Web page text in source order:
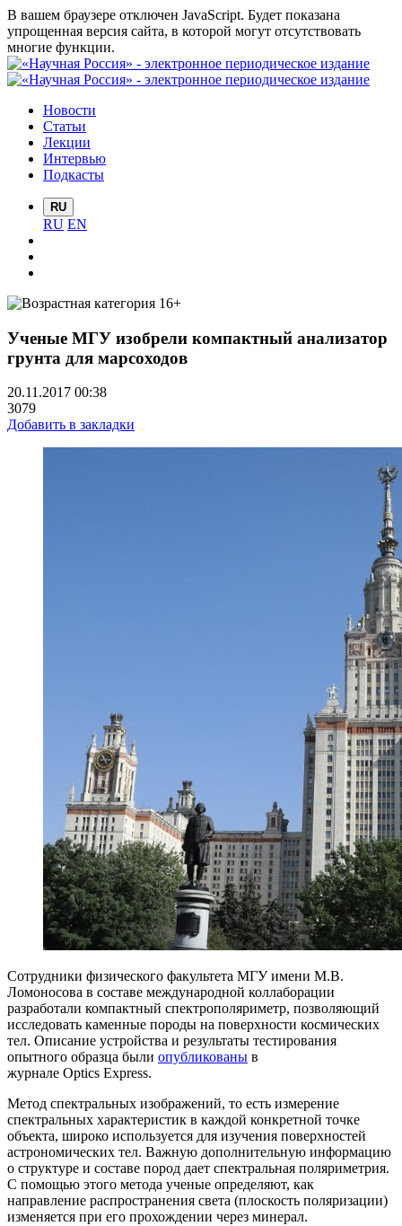
В вашем браузере отключен JavaScript. Будет показана
упрощенная версия сайта, в которой могут отсутствовать
многие функции.
Новости
Статьи
Лекции
Интервью
Подкасты
RU
RU EN
Ученые МГУ изобрели компактный анализатор
грунта для марсоходов
20.11.2017 00:38
3079
Добавить в закладки
Сотрудники физического факультета МГУ имени М.В.
Ломоносова в составе международной коллаборации
разработали компактный спектрополяриметр, позволяющий
исследовать каменные породы на поверхности космических
тел. Описание устройства и результаты тестирования
опытного образца были опубликованы в
журнале Optics Express.
Метод спектральных изображений, то есть измерение
спектральных характеристик в каждой конкретной точке
объекта, широко используется для изучения поверхностей
астрономических тел. Важную дополнительную информацию
о структуре и составе пород дает спектральная поляриметрия.
С помощью этого метода ученые определяют, как
направление распространения света (плоскость поляризации)
изменяется при его прохождении через минерал.